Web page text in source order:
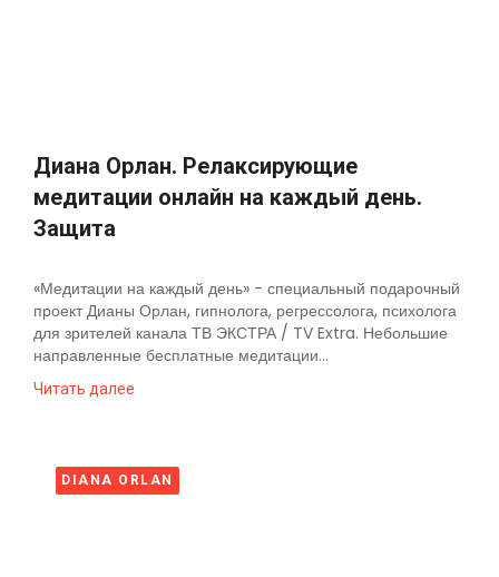
Диана Орлан. Релаксирующие
медитации онлайн на каждый день.
Защита
«Медитации на каждый день» - специальный подарочный
проект Дианы Орлан, гипнолога, регрессолога, психолога
для зрителей канала ТВ ЭКСТРА / TV Extra. Небольшие
направленные бесплатные медитации...
Читать далее
DIANA ORLAN